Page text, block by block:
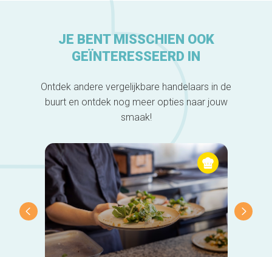
JE BENT MISSCHIEN OOK
GEÏNTERESSEERD IN
Ontdek andere vergelijkbare handelaars in de
buurt en ontdek nog meer opties naar jouw
smaak!